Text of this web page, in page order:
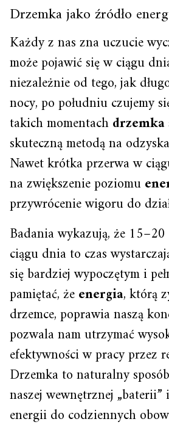
Drzemka jako źródło
Każdy z nas zna uczucie
może pojawić się w ciągu
niezależnie od tego, jak
nocy, po południu czujemy
takich momentachdrzemka
skuteczną metodą na
Nawet krótka przerwa w
na zwiększenie poziomu
przywrócenie wigoru do
Badania wykazują, że
ciągu dnia to czas
się bardziej wypoczętym i
pamiętać, żeenergia, którą
drzemce, poprawia naszą
pozwala nam utrzymać
efektywności w pracy przez
Drzemka to naturalny
naszej wewnętrznej
energii do codziennych